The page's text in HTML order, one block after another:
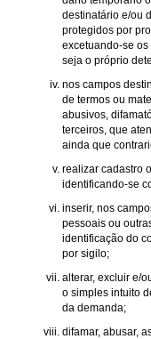
destinatário e/ou
protegidos por
excetuando-se
seja o próprio
nos campos
de termos ou
abusivos,
terceiros, que
ainda que
realizar cadastro
identificando-se
inserir, nos
pessoais ou
identificação do
por sigilo;
alterar, excluir e/
o simples intuito
da demanda;
difamar, abusar,